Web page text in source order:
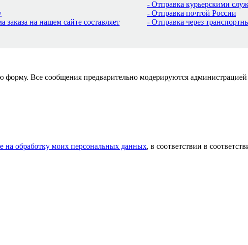
на нашем сайте составляет
- Отправка курьерскими
- Отправка почтой России
- Отправка через
Все сообщения предварительно модерируются
на обработку моих персональных данных, в соответствии в